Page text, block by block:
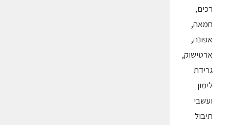
רכים,
חמאה,
אפונה,
ארטישוק,
גרידת
לימון
ועשבי
תיבול